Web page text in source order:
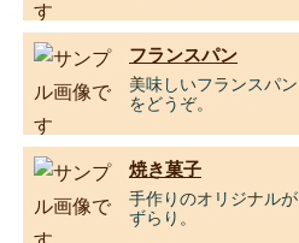
フランスパン
美味しいフランスパン
をどうぞ。
焼き菓子
手作りのオリジナルが
ずらり。